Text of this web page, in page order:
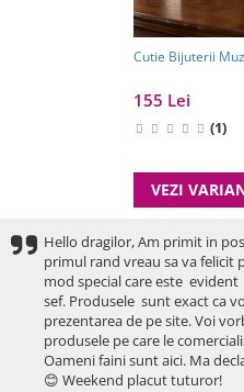
Cutie Bijuterii
155 Lei
(1)
VEZI
Hello dragilor, Am primit in
primul rand vreau sa va felicit
mod special care este
sef. Produsele sunt exact ca
prezentarea de pe site. Voi
produsele pe care le
Oameni faini sunt aici. Ma
😊 Weekend placut tuturor!